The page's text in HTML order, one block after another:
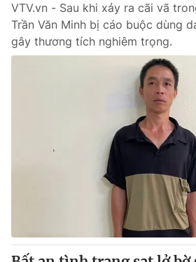
VTV.vn - Sau khi xảy ra cãi vã
Trần Văn Minh bị cáo buộc dùng
gây thương tích nghiêm trọng.